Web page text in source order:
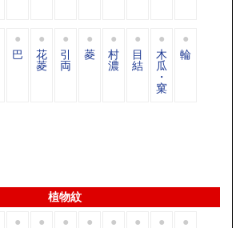
巴 花
菱
引
両
菱 村
濃
目
結
木
瓜
・
窠
輪
植物紋